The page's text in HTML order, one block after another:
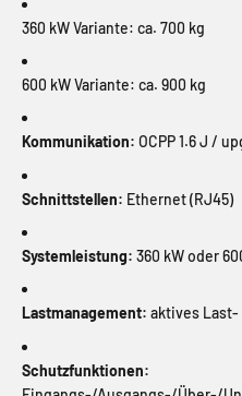
360 kW Variante: ca. 700 kg
600 kW Variante: ca. 900 kg
Kommunikation: OCPP 1.6 J /
Schnittstellen: Ethernet (RJ45)
Systemleistung: 360 kW oder
Lastmanagement: aktives
Schutzfunktionen: